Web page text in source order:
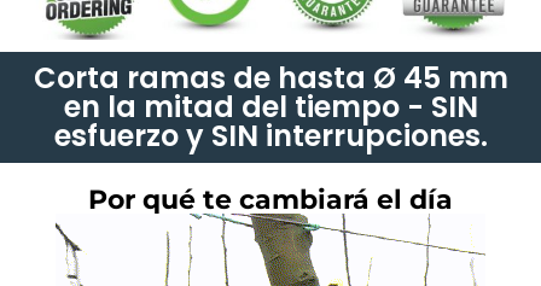
Corta ramas de hasta Ø 45 mm
en la mitad del tiempo - SIN
esfuerzo y SIN interrupciones.
Por qué te cambiará el día